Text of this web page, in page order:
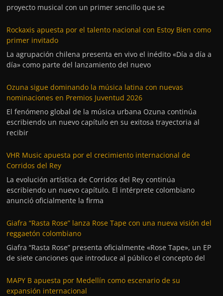
proyecto musical con un primer sencillo que se
Rockaxis apuesta por el talento nacional con Estoy Bien como
primer invitado
La agrupación chilena presenta en vivo el inédito «Día a día a
día» como parte del lanzamiento del nuevo
Ozuna sigue dominando la música latina con nuevas
nominaciones en Premios Juventud 2026
El fenómeno global de la música urbana Ozuna continúa
escribiendo un nuevo capítulo en su exitosa trayectoria al
recibir
VHR Music apuesta por el crecimiento internacional de
Corridos del Rey
La evolución artística de Corridos del Rey continúa
escribiendo un nuevo capítulo. El intérprete colombiano
anunció oficialmente la firma
Giafra “Rasta Rose” lanza Rose Tape con una nueva visión del
reggaetón colombiano
Giafra “Rasta Rose” presenta oficialmente «Rose Tape», un EP
de siete canciones que introduce al público el concepto del
MAPY B apuesta por Medellín como escenario de su
expansión internacional